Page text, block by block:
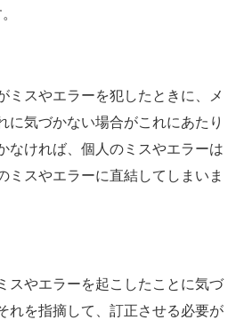
ミスやエラーを犯したときに、メ
に気づかない場合がこれにあたり
なければ、個人のミスやエラーは
ミスやエラーに直結してしまいま
スやエラーを起こしたことに気づ
れを指摘して、訂正させる必要が